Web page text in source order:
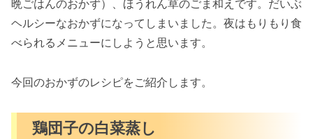
晩ごはんのおかず）、ほうれん草のごま和えです。だいぶ
ヘルシーなおかずになってしまいました。夜はもりもり食
べられるメニューにしようと思います。
今回のおかずのレシピをご紹介します。
鶏団子の白菜蒸し